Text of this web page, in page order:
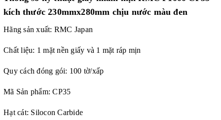
kích thước 230mmx280mm chịu nước màu đen
Hãng sản xuất: RMC Japan
Chất liệu: 1 mặt nền giấy và 1 mặt ráp mịn
Quy cách đóng gói: 100 tờ/xấp
Mã Sản phẩm: CP35
Hạt cát: Silocon Carbide